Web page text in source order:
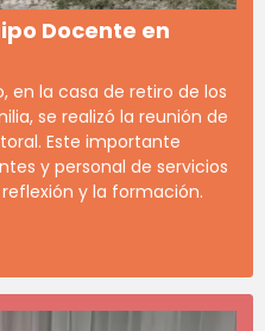
Docente en
en la casa de retiro de los
se realizó la reunión de
Este importante
y personal de servicios
y la formación.